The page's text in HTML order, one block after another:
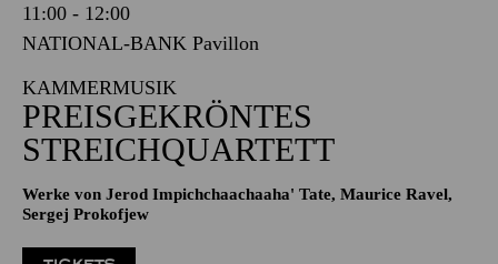
11:00 - 12:00
NATIONAL-BANK Pavillon
KAMMERMUSIK
PREISGEKRÖNTES
STREICHQUARTETT
Werke von Jerod Impichchaachaaha' Tate, Maurice Ravel,
Sergej Prokofjew